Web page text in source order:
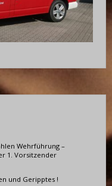
Wehrführung –
1. Vorsitzender
und Geripptes !